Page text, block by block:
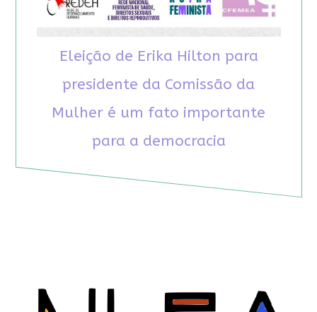
Eleição de Erika Hilton para
presidente da Comissão da
Mulher é um fato importante
para a democracia